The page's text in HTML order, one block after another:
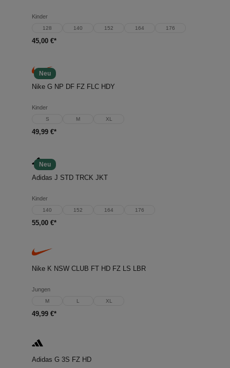
Kinder
128 140 152 164 176
45,00 €*
Neu
Nike G NP DF FZ FLC HDY
Kinder
S M XL
49,99 €*
Neu
Adidas J STD TRCK JKT
Kinder
140 152 164 176
55,00 €*
Nike K NSW CLUB FT HD FZ LS LBR
Jungen
M L XL
49,99 €*
Adidas G 3S FZ HD